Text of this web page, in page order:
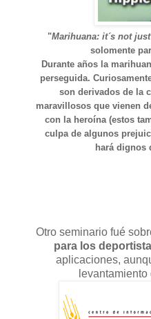
"Marihuana: it´s not
solomente
Durante años la
perseguida.
son derivados de la
maravillosos que vienen
con la heroína (estos
culpa de algunos
hará dignos
Otro seminario fué
para los
aplicaciones,